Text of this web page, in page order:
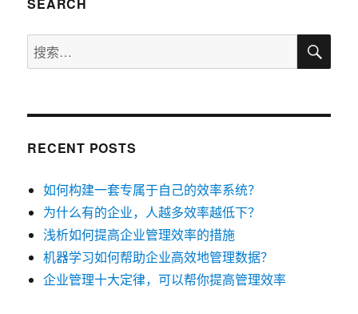
搜
索：
搜
RECENT POSTS
如何构建一套专属于自己的效率系统？
为什么有的企业，人越多效率越低下？
浅析如何提高企业管理效率的措施
机器学习如何帮助企业高效地管理数据？
企业管理十大定律，可以帮你提高管理效率